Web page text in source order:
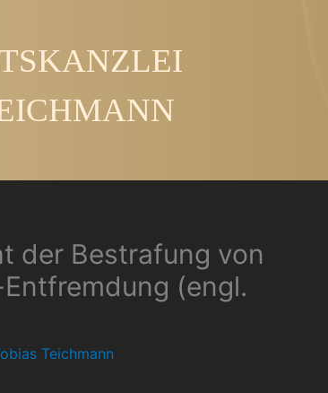
der Bestrafung von
(engl.
Teichmann